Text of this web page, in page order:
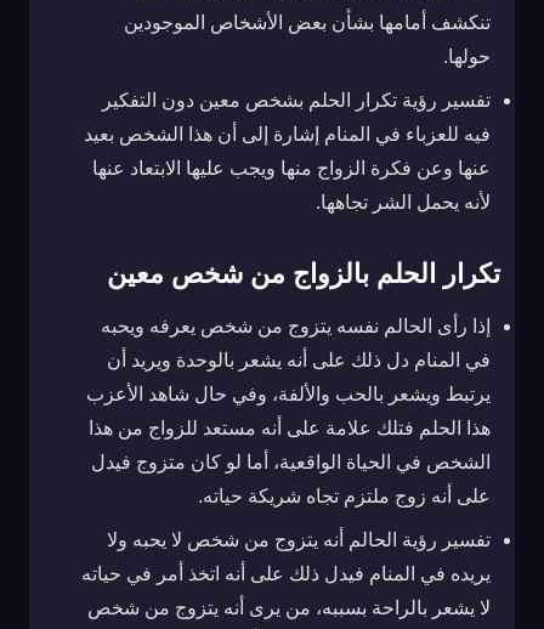
تنكشف أمامها بشأن بعض الأشخاص الموجودين
حولها.
تفسير رؤية تكرار الحلم بشخص معين دون التفكير
فيه للعزباء في المنام إشارة إلى أن هذا الشخص بعيد
عنها وعن فكرة الزواج منها ويجب عليها الابتعاد عنها
لأنه يحمل الشر تجاهها.
تكرار الحلم بالزواج من شخص معين
إذا رأى الحالم نفسه يتزوج من شخص يعرفه ويحبه
في المنام دل ذلك على أنه يشعر بالوحدة ويريد أن
يرتبط ويشعر بالحب والألفة، وفي حال شاهد الأعزب
هذا الحلم فتلك علامة على أنه مستعد للزواج من هذا
الشخص في الحياة الواقعية، أما لو كان متزوج فيدل
على أنه زوج ملتزم تجاه شريكة حياته.
تفسير رؤية الحالم أنه يتزوج من شخص لا يحبه ولا
يريده في المنام فيدل ذلك على أنه اتخذ أمر في حياته
لا يشعر بالراحة بسببه، من يرى أنه يتزوج من شخص